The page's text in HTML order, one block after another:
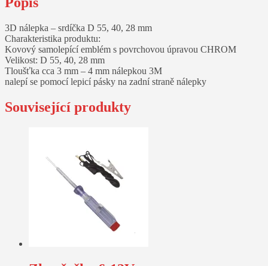
3D nálepka – srdíčka D 55, 40, 28 mm
Charakteristika produktu:
Kovový samolepící emblém s povrchovou úpravou CHROM
Velikost: D 55, 40, 28 mm
Tloušťka cca 3 mm – 4 mm nálepkou 3M
nalepí se pomocí lepicí pásky na zadní straně nálepky
Související produkty